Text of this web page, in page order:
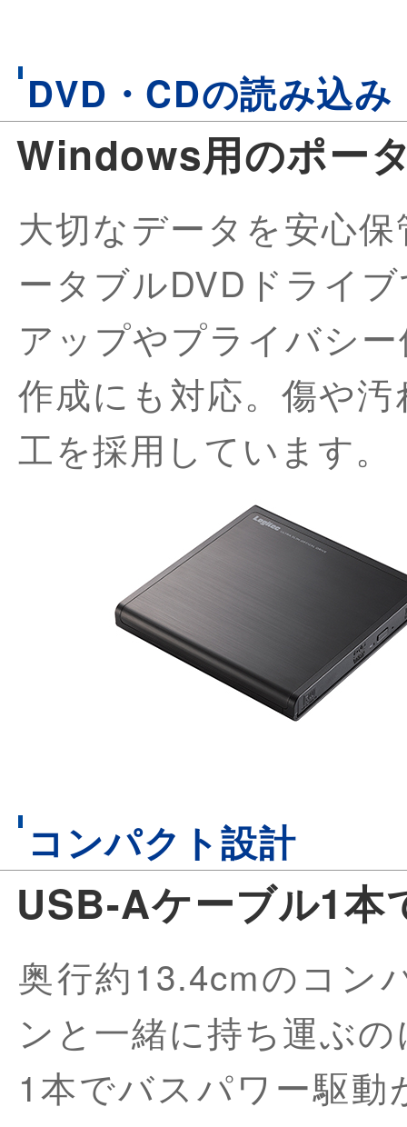
DVD・CDの読み込
Windows用のポー
大切なデータを安心
ータブルDVDドライ
アップやプライバシ
作成にも対応。傷や
工を採用しています。
コンパクト設計
USB-Aケーブル1本
奥行約13.4cmのコン
ンと一緒に持ち運ぶ
1本でバスパワー駆